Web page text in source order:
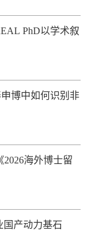
PhD以学术叙
博中如何识别非
海外博士留
国产动力基石